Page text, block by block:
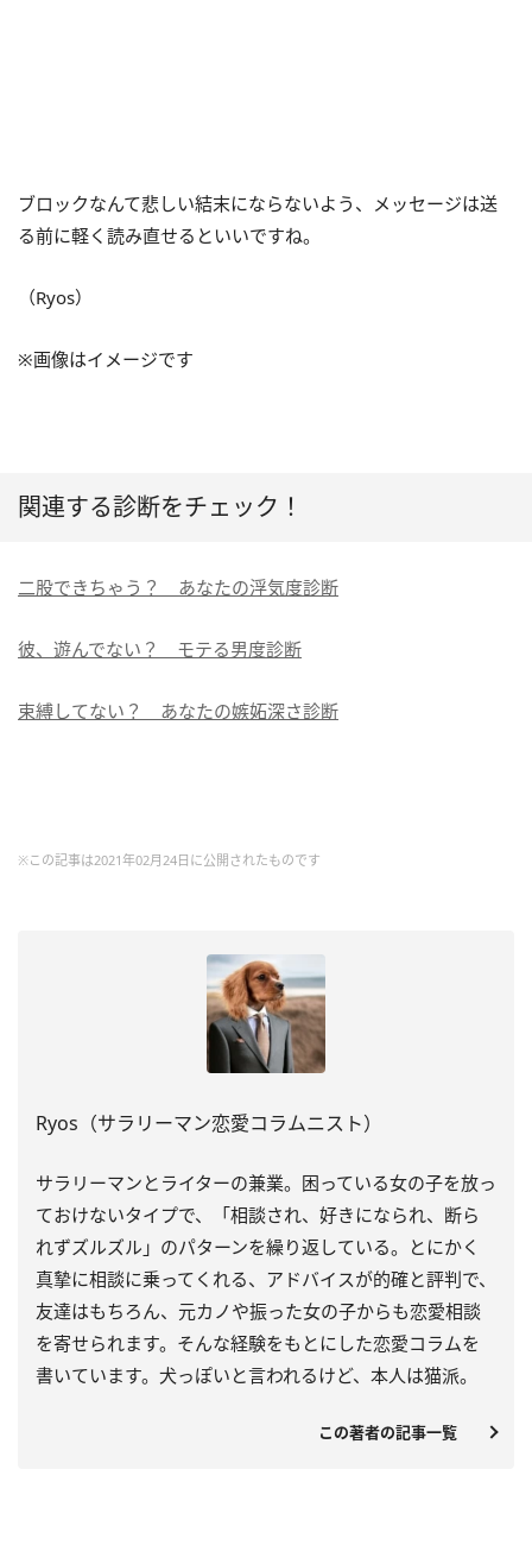
ブロックなんて悲しい結末にならないよう、メッセージは送
る前に軽く読み直せるといいですね。
（Ryos）
※画像はイメージです
関連する診断をチェック！
二股できちゃう？ あなたの浮気度診断
彼、遊んでない？ モテる男度診断
束縛してない？ あなたの嫉妬深さ診断
※この記事は2021年02月24日に公開されたものです
Ryos（サラリーマン恋愛コラムニスト）
サラリーマンとライターの兼業。困っている女の子を放っ
ておけないタイプで、「相談され、好きになられ、断ら
れずズルズル」のパターンを繰り返している。とにかく
真摯に相談に乗ってくれる、アドバイスが的確と評判で、
友達はもちろん、元カノや振った女の子からも恋愛相談
を寄せられます。そんな経験をもとにした恋愛コラムを
書いています。犬っぽいと言われるけど、本人は猫派。
この著者の記事一覧